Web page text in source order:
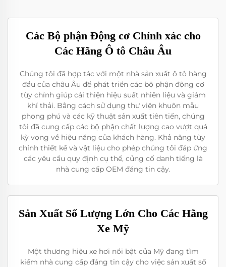
Các Bộ phận Động cơ Chính xác cho
Các Hãng Ô tô Châu Âu
Chúng tôi đã hợp tác với một nhà sản xuất ô tô hàng
đầu của châu Âu để phát triển các bộ phận động cơ
tùy chỉnh giúp cải thiện hiệu suất nhiên liệu và giảm
khí thải. Bằng cách sử dụng thư viện khuôn mẫu
phong phú và các kỹ thuật sản xuất tiên tiến, chúng
tôi đã cung cấp các bộ phận chất lượng cao vượt quá
kỳ vọng về hiệu năng của khách hàng. Khả năng tùy
chỉnh thiết kế và vật liệu cho phép chúng tôi đáp ứng
các yêu cầu quy định cụ thể, củng cố danh tiếng là
nhà cung cấp OEM đáng tin cậy.
Sản Xuất Số Lượng Lớn Cho Các Hãng
Xe Mỹ
Một thương hiệu xe hơi nổi bật của Mỹ đang tìm
kiếm nhà cung cấp đáng tin cậy cho việc sản xuất số